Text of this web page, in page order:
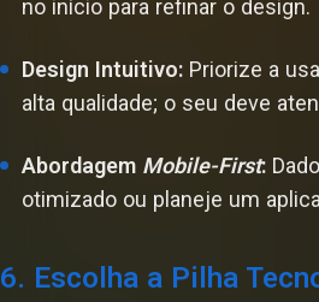
no início para refinar o design.
Design Intuitivo: Priorize a
alta qualidade; o seu deve
Abordagem Mobile-First:
otimizado ou planeje um
6. Escolha a Pilha